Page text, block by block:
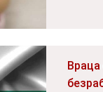
Враца